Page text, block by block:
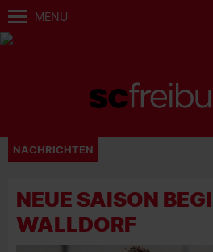
MENÜ
NACHRICHTEN
NEUE SAISON
WALLDORF